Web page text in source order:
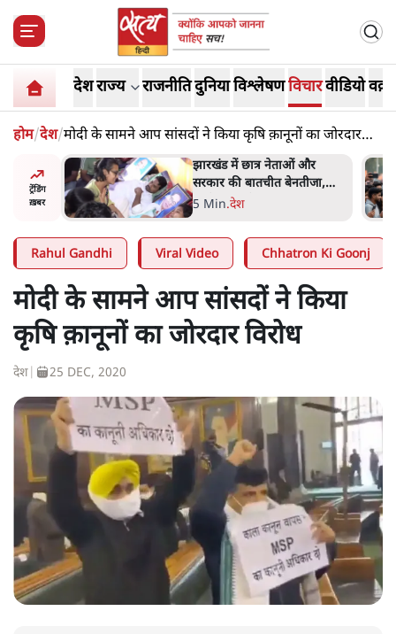
देशराज्य राजनीतिदुनियाविश्लेषणविचारवीडियो
होम/देश/मोदी के सामने आप सांसदों ने किया कृषि क़ानूनों का जोरदार
विरोध
ट्रेंडिंग
ख़बर
राहुल गांधी के जेन ज़ी इवेंट 'छात्रों
की गूंज' को शर्तों के साथ मंज़ूरी
देना पड़ा
5 Min.देश
Rahul Gandhi Viral Video Chhatron Ki Goonj
मोदी के सामने आप सांसदों ने किया
कृषि क़ानूनों का जोरदार विरोध
देश 25 DEC, 2020